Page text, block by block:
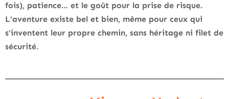
fois), patience… et le goût pour la prise de risque.
L’aventure existe bel et bien, même pour ceux qui
s’inventent leur propre chemin, sans héritage ni filet de
sécurité.